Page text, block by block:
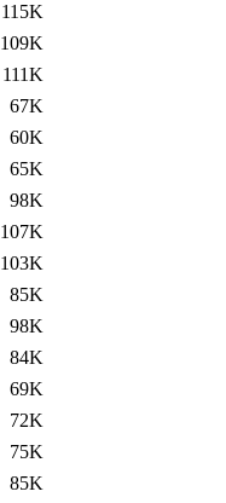
115K
109K
111K
67K
60K
65K
98K
107K
103K
85K
98K
84K
69K
72K
75K
85K